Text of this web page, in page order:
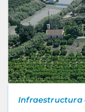
Infraestructura